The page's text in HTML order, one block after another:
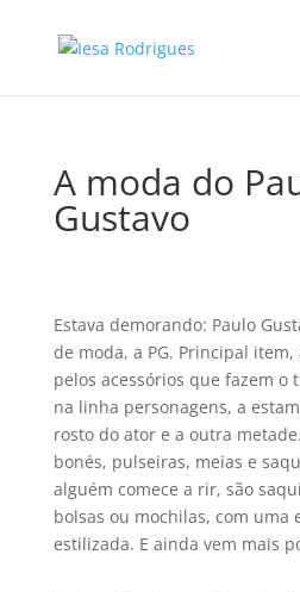
A moda do
Gustavo
Estava demorando: Paulo
de moda, a PG. Principal item,
pelos acessórios que fazem o
na linha personagens, a
rosto do ator e a outra
bonés, pulseiras, meias e
alguém comece a rir, são
bolsas ou mochilas, com uma
estilizada. E ainda vem mais